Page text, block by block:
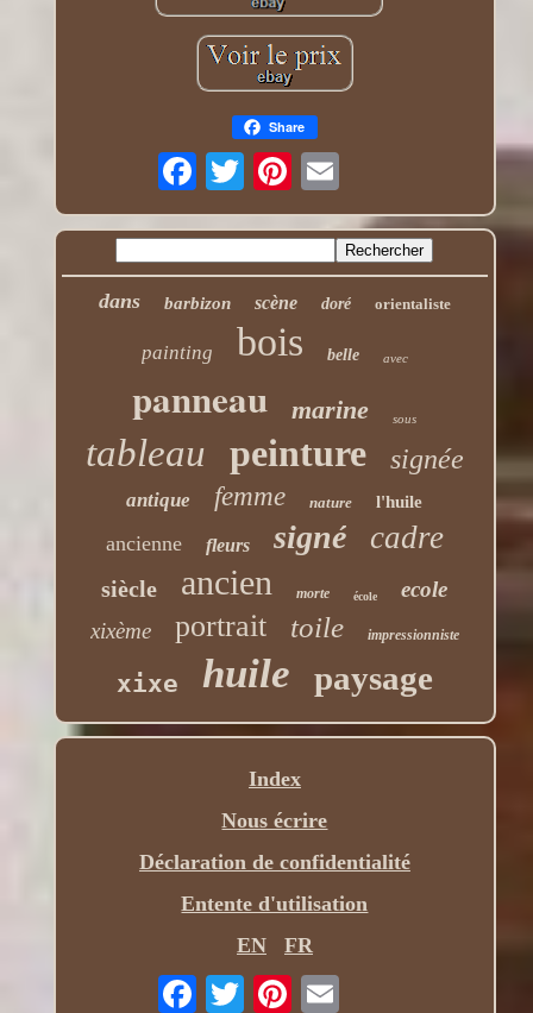
Share
dans barbizon scène doré orientaliste
painting bois belle avec
panneau marine sous
tableau peinture signée
antique femme nature l'huile
ancienne fleurs signé cadre
siècle ancien morte école
ecole
xixème
portrait toile impressionniste
xixe huile paysage
Index
Nous écrire
Déclaration de confidentialité
Entente d'utilisation
EN
FR